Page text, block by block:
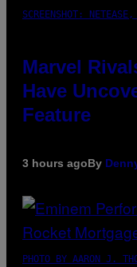
SCREENSHOT: NETEASE,
Marvel
Have
Feature
3 hours agoBy
PHOTO BY AARON J.